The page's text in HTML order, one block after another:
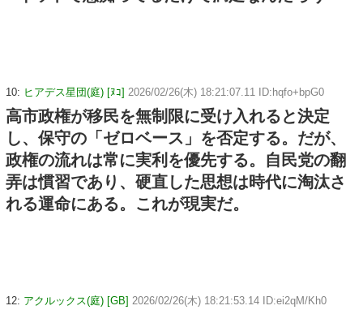
10: ヒアデス星団(庭) [ﾇｺ] 2026/02/26(木) 18:21:07.11 ID:hqfo+bpG0
高市政権が移民を無制限に受け入れると決定
し、保守の「ゼロベース」を否定する。だが、
政権の流れは常に実利を優先する。自民党の翻
弄は慣習であり、硬直した思想は時代に淘汰さ
れる運命にある。これが現実だ。
12: アクルックス(庭) [GB] 2026/02/26(木) 18:21:53.14 ID:ei2qM/Kh0